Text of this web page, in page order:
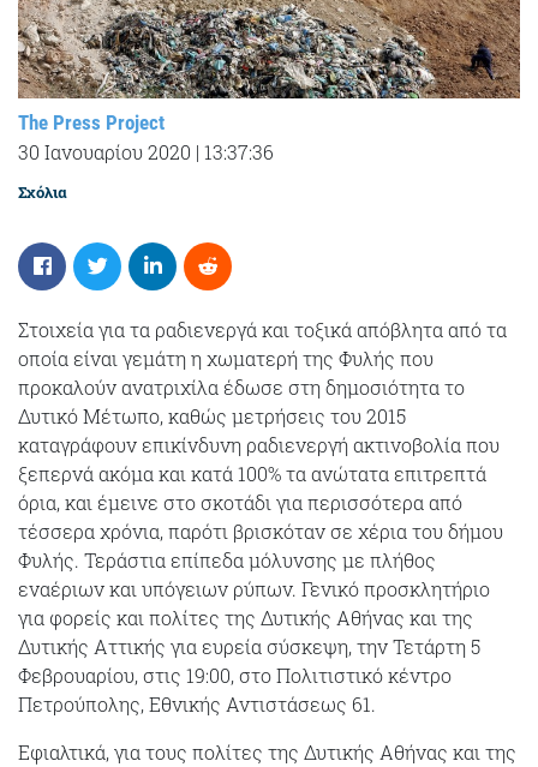
The Press Project
30 Ιανουαρίου 2020 | 13:37:36
Σχόλια
Στοιχεία για τα ραδιενεργά και τοξικά απόβλητα από τα
οποία είναι γεμάτη η χωματερή της Φυλής που
προκαλούν ανατριχίλα έδωσε στη δημοσιότητα το
Δυτικό Μέτωπο, καθώς μετρήσεις του 2015
καταγράφουν επικίνδυνη ραδιενεργή ακτινοβολία που
ξεπερνά ακόμα και κατά 100% τα ανώτατα επιτρεπτά
όρια, και έμεινε στο σκοτάδι για περισσότερα από
τέσσερα χρόνια, παρότι βρισκόταν σε χέρια του δήμου
Φυλής. Τεράστια επίπεδα μόλυνσης με πλήθος
εναέριων και υπόγειων ρύπων. Γενικό προσκλητήριο
για φορείς και πολίτες της Δυτικής Αθήνας και της
Δυτικής Αττικής για ευρεία σύσκεψη, την Τετάρτη 5
Φεβρουαρίου, στις 19:00, στο Πολιτιστικό κέντρο
Πετρούπολης, Εθνικής Αντιστάσεως 61.
Εφιαλτικά, για τους πολίτες της Δυτικής Αθήνας και της